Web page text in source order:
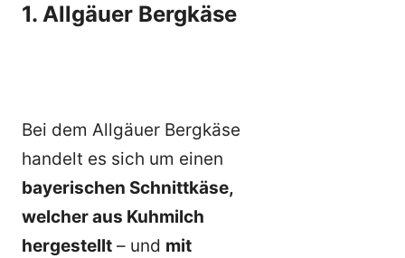
1. Allgäuer Bergkäse
Bei dem Allgäuer Bergkäse
handelt es sich um einen
bayerischen Schnittkäse,
welcher aus Kuhmilch
hergestellt – und mit